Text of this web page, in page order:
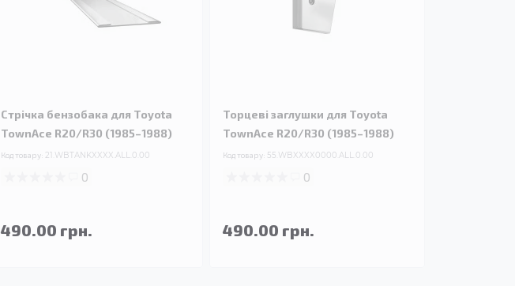
Стрічка бензобака для Toyota
TownAce R20/R30 (1985–1988)
Код товару: 21.WBTANKXXXX.ALL.0.00
0
490.00 грн.
Торцеві заглушки для Toyota
TownAce R20/R30 (1985–1988)
Код товару: 55.WBXXXX0000.ALL.0.00
0
490.00 грн.